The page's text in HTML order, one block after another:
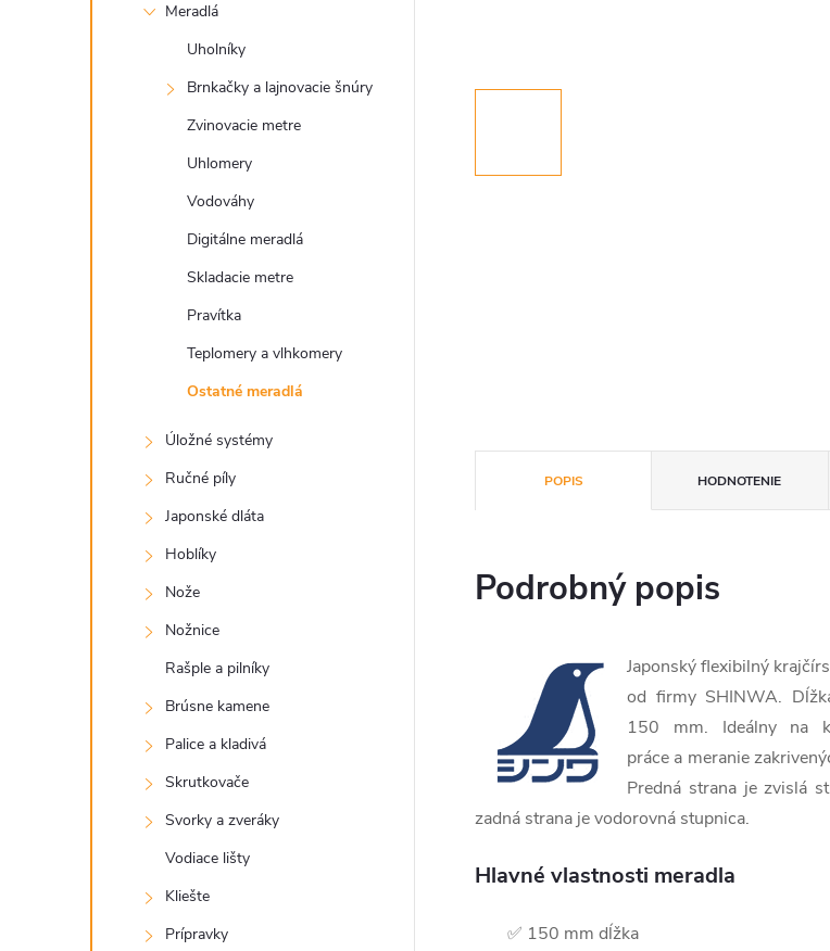
Meradlá
Uholníky
Brnkačky a lajnovacie šnúry
Zvinovacie metre
Uhlomery
Vodováhy
Digitálne meradlá
Skladacie metre
Pravítka
Teplomery a vlhkomery
Ostatné meradlá
Úložné systémy
Ručné píly
Japonské dláta
Hoblíky
Nože
Nožnice
Rašple a pilníky
Brúsne kamene
Palice a kladivá
Skrutkovače
Svorky a zveráky
Vodiace lišty
Kliešte
Prípravky
POPIS HODNOTENIE
Podrobný popis
Japonský flexibilný
od firmy SHINWA.
150 mm. Ideálny na
práce a meranie
Predná strana je zvislá
zadná strana je vodorovná stupnica.
Hlavné vlastnosti meradla
✅ 150 mm dĺžka